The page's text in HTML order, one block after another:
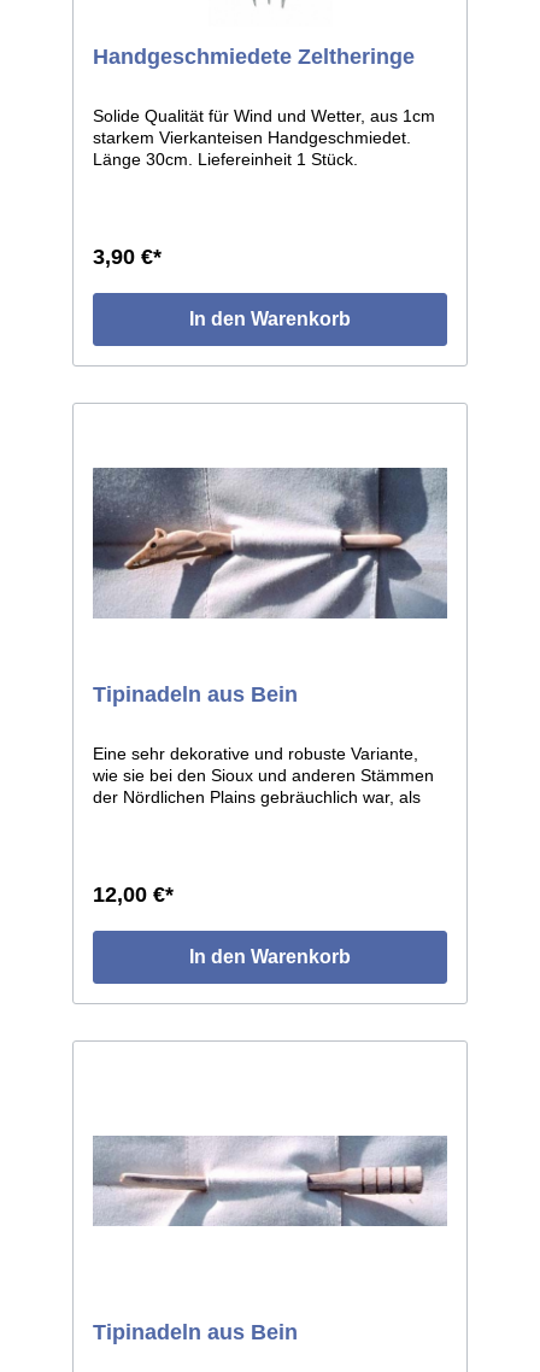
Handgeschmiedete Zeltheringe
Solide Qualität für Wind und Wetter, aus 1cm
starkem Vierkanteisen Handgeschmiedet.
Länge 30cm. Liefereinheit 1 Stück.
3,90 €*
In den Warenkorb
Tipinadeln aus Bein
Eine sehr dekorative und robuste Variante,
wie sie bei den Sioux und anderen Stämmen
der Nördlichen Plains gebräuchlich war, als
aufwändige aber lohnende Arbeit, denn diese
Verschlußnadeln halten ein Leben lang.
Länge ca. 21cm. Die Nadeln sind glatt poliert,
kleine Abweichungen von den Abbildungen
12,00 €*
In den Warenkorb
Tipinadeln aus Bein